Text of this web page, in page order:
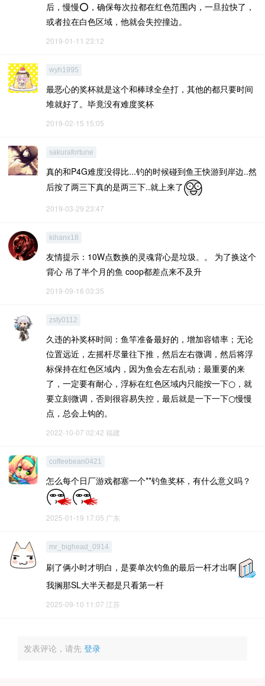
后，慢慢⭕️，确保每次拉都在红色范围内，一旦拉快了，
或者拉在白色区域，他就会失控撞边。
2019-01-11 23:12
wyh1995
最恶心的奖杯就是这个和棒球全垒打，其他的都只要时间
堆就好了。毕竟没有难度奖杯
2019-02-15 15:05
sakurafortune
真的和P4G难度没得比...钓的时候碰到鱼王快游到岸边..然
后按了两三下真的是两三下..就上来了
2019-03-29 23:47
kihanx18
友情提示：10W点数换的灵魂背心是垃圾。。 为了换这个
背心 吊了半个月的鱼 coop都差点来不及升
2019-09-16 03:35
zsfy0112
久违的补奖杯时间：鱼竿准备最好的，增加容错率；无论
位置远近，左摇杆尽量往下推，然后左右微调，然后将浮
标保持在红色区域内，因为鱼会左右乱动；最重要的来
了，一定要有耐心，浮标在红色区域内只能按一下○，就
要立刻微调，否则很容易失控，最后就是一下一下○慢慢
点，总会上钩的。
2022-10-07 02:42 福建
coffeebean0421
怎么每个日厂游戏都塞一个**钓鱼奖杯，有什么意义吗？
2025-01-19 17:05 广东
mr_bighead_0914
刷了俩小时才明白，是要单次钓鱼的最后一杆才出啊
我搁那SL大半天都是只看第一杆
2025-09-10 11:07 江苏
发表评论，请先 登录